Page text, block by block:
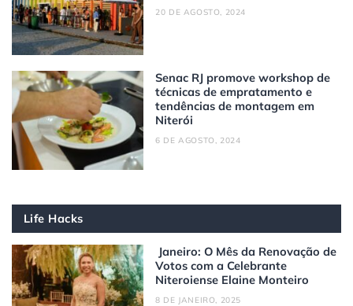
20 DE AGOSTO, 2024
Senac RJ promove workshop de
técnicas de empratamento e
tendências de montagem em
Niterói
6 DE AGOSTO, 2024
Life Hacks
Janeiro: O Mês da Renovação de
Votos com a Celebrante
Niteroiense Elaine Monteiro
8 DE JANEIRO, 2025